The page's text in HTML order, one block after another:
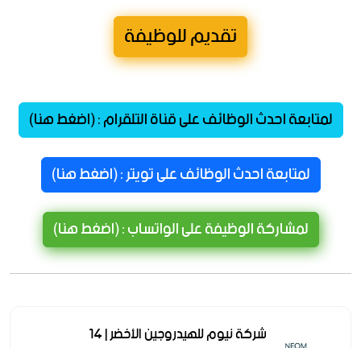
تقديم للوظيفة
لمتابعة احدث الوظائف على قناة التلقرام : (اضغط هنا)
لمتابعة احدث الوظائف على تويتر : (اضغط هنا)
لمشاركة الوظيفة على الواتساب : (اضغط هنا)
شركة نيوم للهيدروجين الأخضر | 14